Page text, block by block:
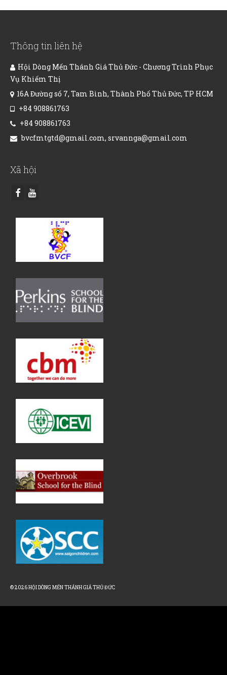
Thông tin liên hệ
Hội Dòng Mến Thánh Giá Thủ Đức - Chương Trình Phục
Vụ Khiếm Thị
16A Đường số 7, Tam Bình, Thành Phố Thủ Đức, TP HCM
+84 908861763
+84 908861763
bvcfmtgtd@gmail.com, srvannga@gmail.com
Xã hội
© 2026 HỘI DÒNG MẾN THÁNH GIÁ THỦ ĐỨC